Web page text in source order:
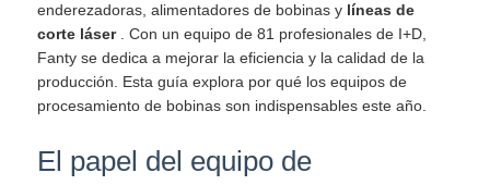
enderezadoras, alimentadores de bobinas y líneas de
corte láser. Con un equipo de 81 profesionales de I+D,
Fanty se dedica a mejorar la eficiencia y la calidad de la
producción. Esta guía explora por qué los equipos de
procesamiento de bobinas son indispensables este año.
El papel del equipo de